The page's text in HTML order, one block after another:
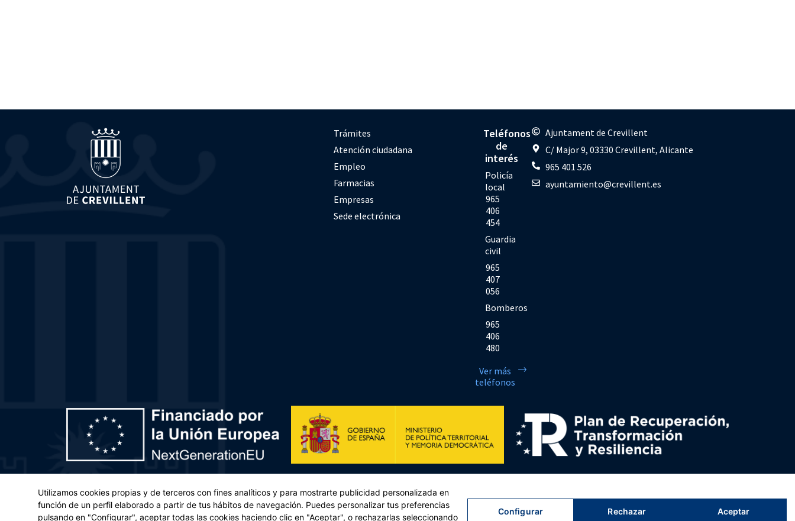
Trámites
Atención ciudadana
Empleo
Farmacias
Empresas
Sede electrónica
Teléfonos
de
interés
Policía
local
965
406
454
Guardia
civil
965
407
056
Bomberos
965
406
480
Ver más
teléfonos
Ajuntament de Crevillent
C/ Major 9, 03330 Crevillent, Alicante
965 401 526
ayuntamiento@crevillent.es
(UE) 2021/241 del Parlamento Europeo y del Consejo, de 12 de febrero de 2021. Componente 11, Inversión 2 del PRTR gestionado por el Ministerio de Política territorial.
Utilizamos cookies propias y de terceros con fines analíticos y para mostrarte publicidad personalizada en
función de un perfil elaborado a partir de tus hábitos de navegación. Puedes personalizar tus preferencias
pulsando en "Configurar", aceptar todas las cookies haciendo clic en "Aceptar", o rechazarlas seleccionando
Configurar Rechazar Aceptar